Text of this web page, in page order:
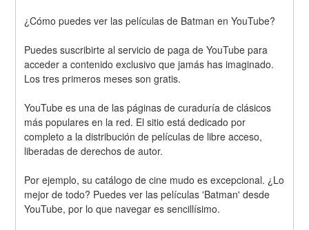
¿Cómo puedes ver las películas de Batman en YouTube?
Puedes suscribirte al servicio de paga de YouTube para
acceder a contenido exclusivo que jamás has imaginado.
Los tres primeros meses son gratis.
YouTube es una de las páginas de curaduría de clásicos
más populares en la red. El sitio está dedicado por
completo a la distribución de películas de libre acceso,
liberadas de derechos de autor.
Por ejemplo, su catálogo de cine mudo es excepcional. ¿Lo
mejor de todo? Puedes ver las películas 'Batman' desde
YouTube, por lo que navegar es sencillísimo.